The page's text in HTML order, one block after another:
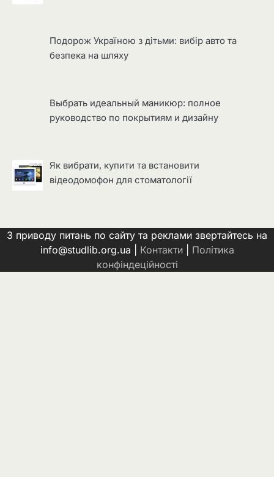
Подорож Україною з дітьми: вибір авто та
безпека на шляху
Выбрать идеальный маникюр: полное
руководство по покрытиям и дизайну
Як вибрати, купити та встановити
відеодомофон для стоматології
З приводу питань по сайту та реклами звертайтесь на
info@studlib.org.ua | Контакти| Політика
конфіндеційності